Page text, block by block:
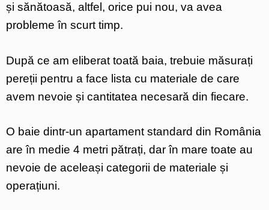
și sănătoasă, altfel, orice pui nou, va avea
probleme în scurt timp.
După ce am eliberat toată baia, trebuie măsurați
pereții pentru a face lista cu materiale de care
avem nevoie și cantitatea necesară din fiecare.
O baie dintr-un apartament standard din România
are în medie 4 metri pătrați, dar în mare toate au
nevoie de aceleași categorii de materiale și
operațiuni.